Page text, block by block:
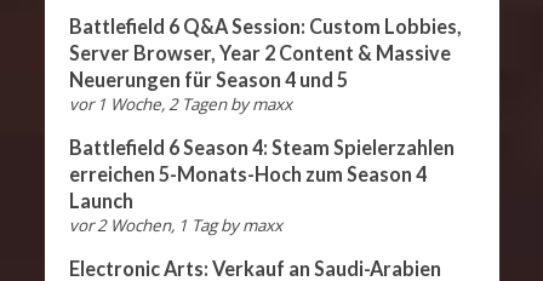
Battlefield 6 Q&A Session: Custom Lobbies,
Server Browser, Year 2 Content & Massive
Neuerungen für Season 4 und 5
vor 1 Woche, 2 Tagen bymaxx
Battlefield 6 Season 4: Steam Spielerzahlen
erreichen 5-Monats-Hoch zum Season 4
Launch
vor 2 Wochen, 1 Tag bymaxx
Electronic Arts: Verkauf an Saudi-Arabien